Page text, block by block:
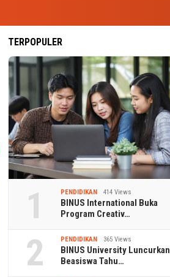
TERPOPULER
1 PENDIDIKAN 414 Views
BINUS International Buka
Program Creativ…
2 PENDIDIKAN 365 Views
BINUS University Luncurkan
Beasiswa Tahu…